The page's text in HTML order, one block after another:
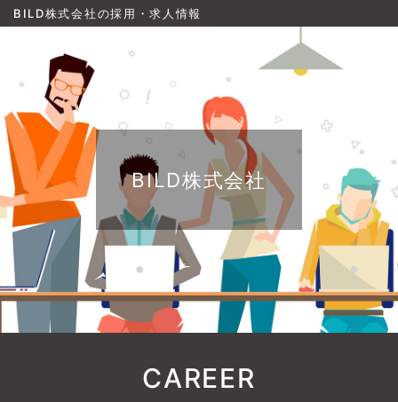
BILD株式会社の採用・求人情報
BILD株式会社
CAREER